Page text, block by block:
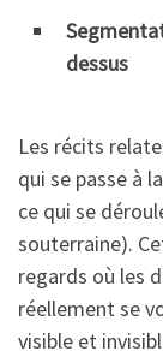
dessus
Les récits
qui se passe à
ce qui se
souterraine).
regards où les
réellement se
visible et